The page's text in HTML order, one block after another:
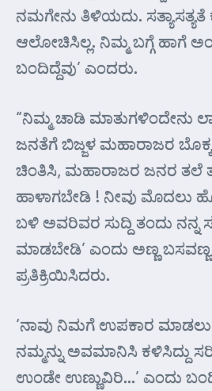
ನಮಗೇನು ತಿಳಿಯದು. ಸತ್ಯಾಸತ್ಯತೆ
ಆಲೋಚಿಸಿಲ್ಲ. ನಿಮ್ಮ ಬಗ್ಗೆ ಹಾಗೆ
ಬಂದಿದ್ದೆವು’ ಎಂದರು.
“ನಿಮ್ಮ ಚಾಡಿ ಮಾತುಗಳಿಂದೇನು
ಜನತೆಗೆ ಬಿಜ್ಜಳ ಮಹಾರಾಜರ
ಚಿಂತಿಸಿ, ಮಹಾರಾಜರ ಜನರ ತಲೆ
ಹಾಳಾಗಬೇಡಿ ! ನೀವು ಮೊದಲು
ಬಳಿ ಅವರಿವರ ಸುದ್ದಿ ತಂದು ನನ್ನ
ಮಾಡಬೇಡಿ’ ಎಂದು ಅಣ್ಣ
ಪ್ರತಿಕ್ರಿಯಿಸಿದರು.
‘ನಾವು ನಿಮಗೆ ಉಪಕಾರ ಮಾಡಲು
ನಮ್ಮನ್ನು ಅವಮಾನಿಸಿ ಕಳಿಸಿದ್ದು
ಉಂಡೇ ಉಣ್ಣುವಿರಿ…’ ಎಂದು